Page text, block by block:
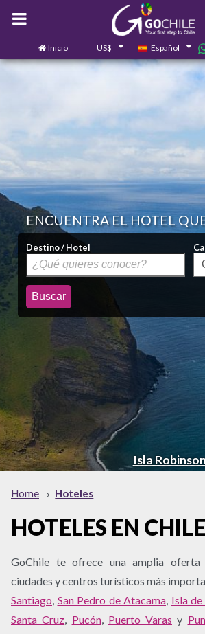
Inicio US$ Español
Contáctanos
Isla
ENCUENTRA EL HOTEL
Destino / Hotel
Home Hoteles
HOTELES EN CHILE
GoChile te ofrece una amplia
ciudades y centros turísticos más
Santiago San Pedro de Atacama Isla de
Santa Cruz
Pucón, Puerto Varas y